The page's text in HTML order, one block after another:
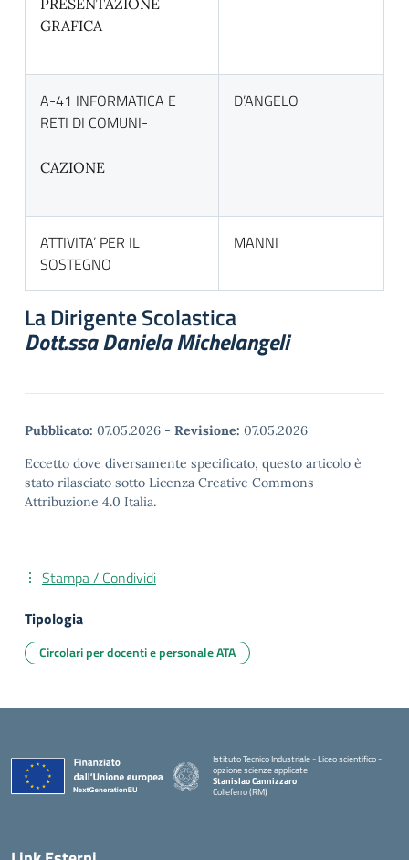
PRESENTAZIONE
GRAFICA
A-41 INFORMATICA E
RETI DI COMUNI-
CAZIONE
D’ANGELO
ATTIVITA’ PER IL
SOSTEGNO
MANNI
La Dirigente Scolastica
Dott.ssa Daniela Michelangeli
Pubblicato: 07.05.2026 - Revisione: 07.05.2026
Eccetto dove diversamente specificato, questo articolo è
stato rilasciato sotto Licenza Creative Commons
Attribuzione 4.0 Italia.
Stampa / Condividi
Tipologia
Circolari per docenti e personale ATA
Istituto Tecnico Industriale - Liceo scientifico -
opzione scienze applicate
Stanislao Cannizzaro
Colleferro (RM)